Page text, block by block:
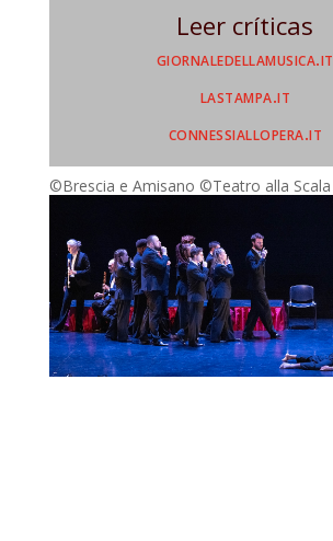
Leer críticas
giornaledellamusica.it
lastampa.it
connessiallopera.it
©Brescia e Amisano ©Teatro alla Scala